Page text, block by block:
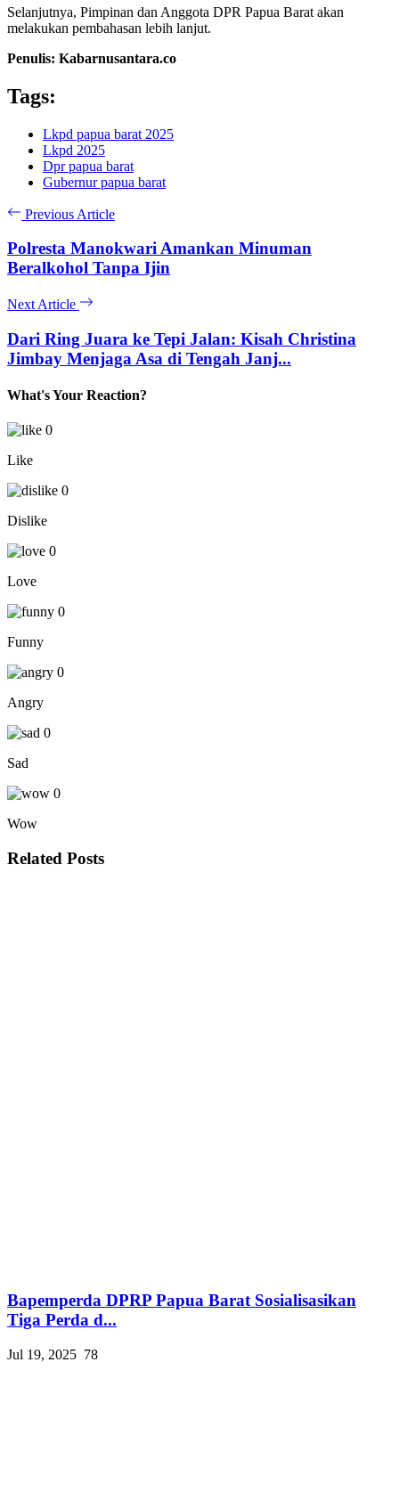
Selanjutnya, Pimpinan dan Anggota DPR Papua Barat akan
melakukan pembahasan lebih lanjut.
Penulis: Kabarnusantara.co
Tags:
Lkpd papua barat 2025
Lkpd 2025
Dpr papua barat
Gubernur papua barat
Previous Article
Polresta Manokwari Amankan Minuman
Beralkohol Tanpa Ijin
Next Article
Dari Ring Juara ke Tepi Jalan: Kisah Christina
Jimbay Menjaga Asa di Tengah Janj...
What's Your Reaction?
0
Like
0
Dislike
0
Love
0
Funny
0
Angry
0
Sad
0
Wow
Related Posts
Bapemperda DPRP Papua Barat Sosialisasikan
Tiga Perda d...
Jul 19, 2025 78